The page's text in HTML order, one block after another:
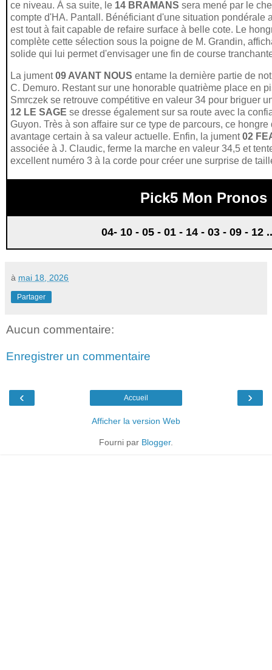
ce niveau. À sa suite, le 14 BRAMANS sera mené par le
compte d'HA. Pantall. Bénéficiant d'une situation pondérale
est tout à fait capable de refaire surface à belle cote. Le
complète cette sélection sous la poigne de M. Grandin,
solide qui lui permet d'envisager une fin de course
La jument09 AVANT NOUS entame la dernière partie de
C. Demuro. Restant sur une honorable quatrième place en
Smrczek se retrouve compétitive en valeur 34 pour briguer
12 LE SAGE se dresse également sur sa route avec la
Guyon. Très à son affaire sur ce type de parcours, ce
avantage certain à sa valeur actuelle. Enfin, la jument02
associée à J. Claudic, ferme la marche en valeur 34,5 et
excellent numéro 3 à la corde pour créer une surprise de
Pick5 Mon Pronos
04- 10 - 05 - 01 - 14 - 03 - 09 - 12
à mai 18, 2026
Partager
Aucun commentaire:
Enregistrer un commentaire
‹ ›
Accueil
Afficher la version Web
Fourni par Blogger.